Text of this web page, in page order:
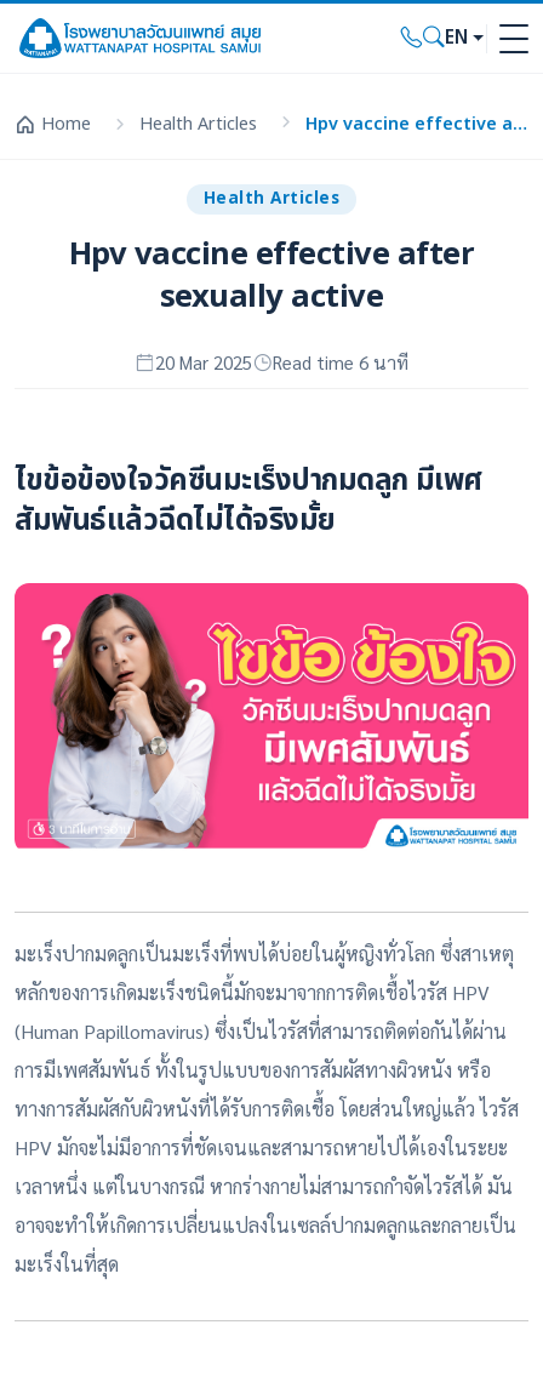
EN
Home Health Articles Hpv vaccine effective after sexually active
Health Articles
Hpv vaccine effective after
sexually active
20 Mar 2025 Read time 6 นาที
ไขข้อข้องใจวัคซีนมะเร็งปากมดลูก มีเพศ
สัมพันธ์แล้วฉีดไม่ได้จริงมั้ย
มะเร็งปากมดลูกเป็นมะเร็งที่พบได้บ่อยในผู้หญิงทั่วโลก ซึ่งสาเหตุ
หลักของการเกิดมะเร็งชนิดนี้มักจะมาจากการติดเชื้อไวรัส HPV
(Human Papillomavirus) ซึ่งเป็นไวรัสที่สามารถติดต่อกันได้ผ่าน
การมีเพศสัมพันธ์ ทั้งในรูปแบบของการสัมผัสทางผิวหนัง หรือ
ทางการสัมผัสกับผิวหนังที่ได้รับการติดเชื้อ โดยส่วนใหญ่แล้ว ไวรัส
HPV มักจะไม่มีอาการที่ชัดเจนและสามารถหายไปได้เองในระยะ
เวลาหนึ่ง แต่ในบางกรณี หากร่างกายไม่สามารถกำจัดไวรัสได้ มัน
อาจจะทำให้เกิดการเปลี่ยนแปลงในเซลล์ปากมดลูกและกลายเป็น
มะเร็งในที่สุด